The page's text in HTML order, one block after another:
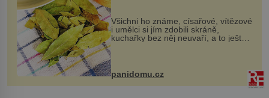
Všichni ho známe, císařové, vítězové
i umělci si jím zdobili skráně,
kuchařky bez něj neuvaří, a to ještě
nevíte, že bobkový list může výrazně
zmírnit některé naše neduhy.
Obsahuje v malém množství ně...
panidomu.cz